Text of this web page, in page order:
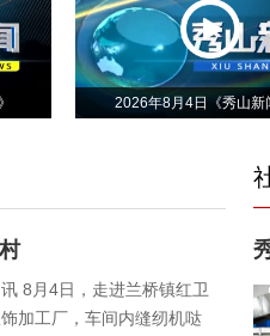
2026年8月4日《秀山新
8月4日，走进兰桥镇红卫
加工厂，车间内缝纫机哒